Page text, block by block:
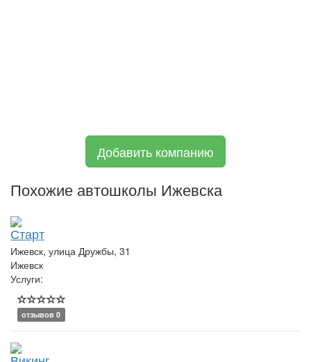
Добавить компанию
Похожие автошколы Ижевска
Старт
Ижевск, улица Дружбы, 31
Ижевск
Услуги:
отзывов 0